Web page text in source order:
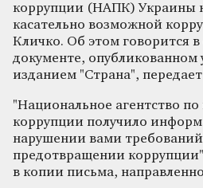
коррупции (НАПК) Украины
касательно возможной
Кличко. Об этом говорится
документе, опубликованном
изданием "Страна", передает
"Национальное агентство
коррупции получило
нарушении вами требований
предотвращении
в копии письма,